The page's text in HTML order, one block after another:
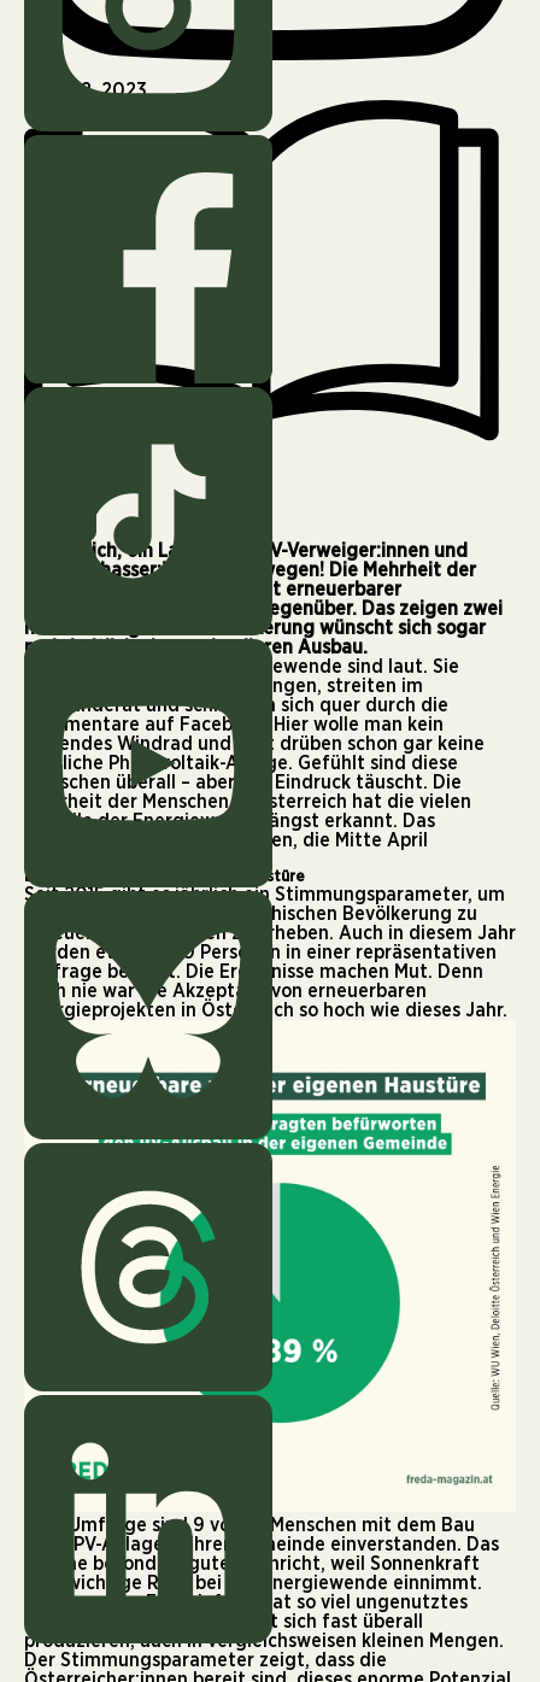
April 22, 2023
Österreich, ein Land voller PV-Verweiger:innen und
Windradhasser:innen? Von wegen! Die Mehrheit der
Menschen in Österreich steht erneuerbarer
Energiegewinnung positiv gegenüber. Das zeigen zwei
neue Umfragen. Die Bevölkerung wünscht sich sogar
mehrheitlich einen schnelleren Ausbau.
Die Gegner:innen der Energiewende sind laut. Sie
wettern in Diskussionssendungen, streiten im
Gemeinderat und schimpfen sich quer durch die
Kommentare auf Facebook. Hier wolle man kein
störendes Windrad und dort drüben schon gar keine
hässliche Photovoltaik-Anlage. Gefühlt sind diese
Menschen überall – aber der Eindruck täuscht. Die
Mehrheit der Menschen in Österreich hat die vielen
Vorteile der Energiewende längst erkannt. Das
beweisen zwei neue Umfragen, die Mitte April
Erneuerbare vor der eigenen Haustüre
Seit 2015 gibt es jährlich ein Stimmungsparameter, um
die Meinungen der österreichischen Bevölkerung zu
erneuerbaren Energien zu erheben. Auch in diesem Jahr
wurden etwa 1.000 Personen in einer repräsentativen
Umfrage befragt. Die Ergebnisse machen Mut. Denn
noch nie war die Akzeptanz von erneuerbaren
Energieprojekten in Österreich so hoch wie dieses Jahr.
Laut Umfrage sind 9 von 10 Menschen mit dem Bau
einer PV-Anlage in ihrer Gemeinde einverstanden. Das
ist eine besonders gute Nachricht, weil Sonnenkraft
eine wichtige Rolle bei der Energiewende einnimmt.
Keine andere Energieform hat so viel ungenutztes
Potenzial. Sonnenstrom lässt sich fast überall
produzieren, auch in vergleichsweisen kleinen Mengen.
Der Stimmungsparameter zeigt, dass die